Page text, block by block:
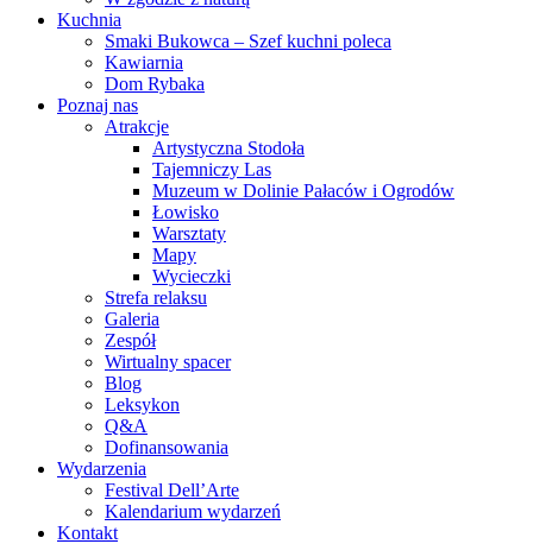
Kuchnia
Smaki Bukowca – Szef kuchni poleca
Kawiarnia
Dom Rybaka
Poznaj nas
Atrakcje
Artystyczna Stodoła
Tajemniczy Las
Muzeum w Dolinie Pałaców i Ogrodów
Łowisko
Warsztaty
Mapy
Wycieczki
Strefa relaksu
Galeria
Zespół
Wirtualny spacer
Blog
Leksykon
Q&A
Dofinansowania
Wydarzenia
Festival Dell’Arte
Kalendarium wydarzeń
Kontakt